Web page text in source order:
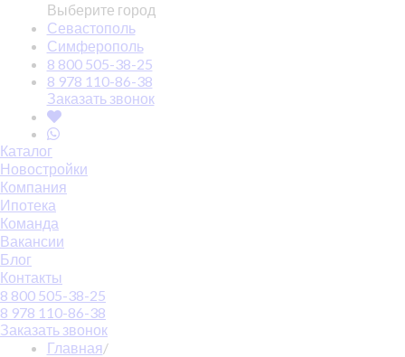
Выберите город
Севастополь
Симферополь
8 800 505-38-25
8 978 110-86-38
Заказать звонок
Каталог
Новостройки
Компания
Ипотека
Команда
Вакансии
Блог
Контакты
8 800 505-38-25
8 978 110-86-38
Заказать звонок
Главная/